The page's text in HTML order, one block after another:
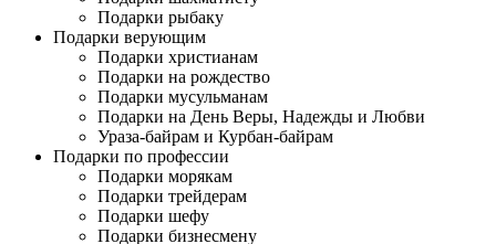
Подарки рыбаку
Подарки верующим
Подарки христианам
Подарки на рождество
Подарки мусульманам
Подарки на День Веры, Надежды и Любви
Ураза-байрам и Курбан-байрам
Подарки по профессии
Подарки морякам
Подарки трейдерам
Подарки шефу
Подарки бизнесмену